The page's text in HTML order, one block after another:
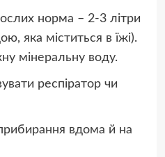
норма – 2-3 літри
яка міститься в їжі).
мінеральну воду.
респіратор чи
вдома й на